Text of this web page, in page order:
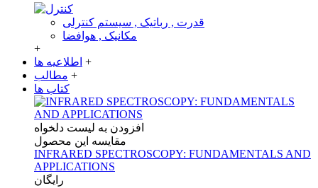
قدرت , رباتیک , سیستم کنترلی
مکانیک , هوافضا
+
اطلاعیه ها +
مطالب +
کتاب ها
افزودن به لیست دلخواه
مقایسه این محصول
INFRARED SPECTROSCOPY: FUNDAMENTALS AND
APPLICATIONS
رایگان